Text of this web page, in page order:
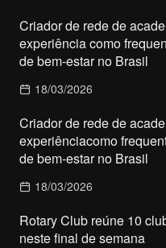
Criador de rede de
experiência como
de bem-estar no Brasil
18/03/2026
Criador de rede de
experiênciacomo
de bem-estar no Brasil
18/03/2026
Rotary Club reúne 10
neste final de semana